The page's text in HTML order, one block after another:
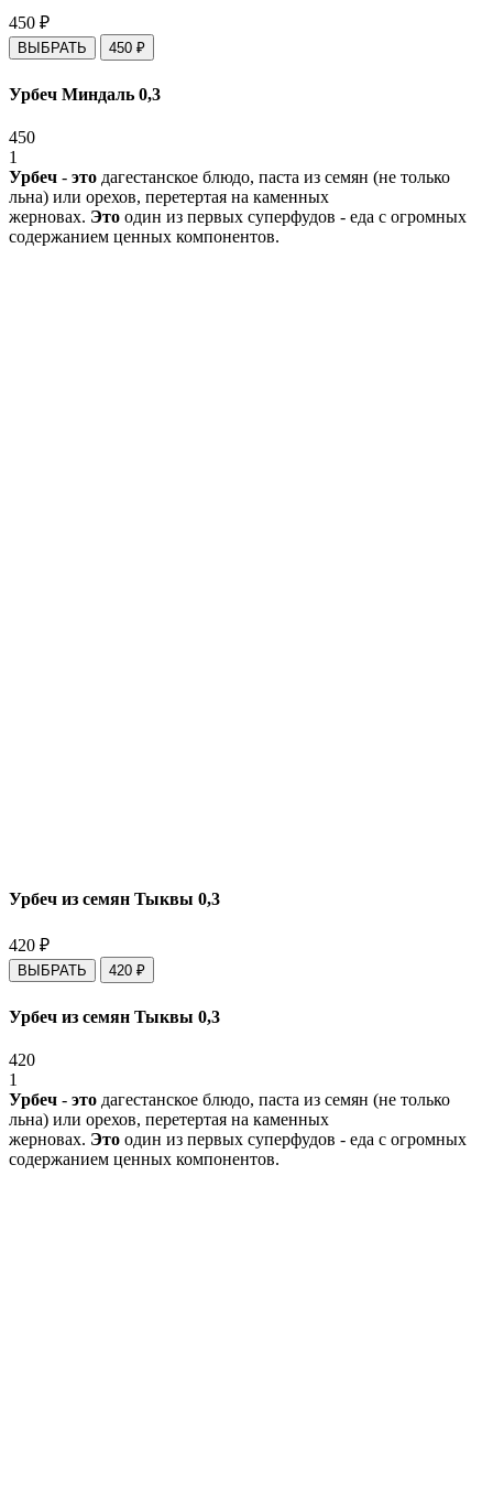
450 ₽
ВЫБРАТЬ 450 ₽
Урбеч Миндаль 0,3
450
1
Урбеч - это дагестанское блюдо, паста из семян (не только
льна) или орехов, перетертая на каменных
жерновах. Это один из первых суперфудов - еда с огромных
содержанием ценных компонентов.
Урбеч из семян Тыквы 0,3
420 ₽
ВЫБРАТЬ 420 ₽
Урбеч из семян Тыквы 0,3
420
1
Урбеч - это дагестанское блюдо, паста из семян (не только
льна) или орехов, перетертая на каменных
жерновах. Это один из первых суперфудов - еда с огромных
содержанием ценных компонентов.